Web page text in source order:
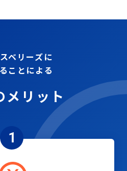
ベリーズに
ことによる
メリット
1